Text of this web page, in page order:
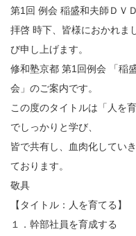
第1回 例会 稲盛和夫師ＤＶ
拝啓 時下、皆様におかれま
び申し上げます。
修和塾京都 第1回例会 「稲
会」のご案内です。
この度のタイトルは「人を
でしっかりと学び、
皆で共有し、血肉化してい
ております。
敬具
【タイトル：人を育てる】
１．幹部社員を育成する